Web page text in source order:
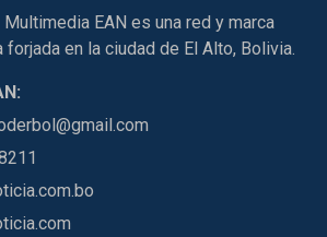
EAN es una red y marca
en la ciudad de El Alto, Bolivia.